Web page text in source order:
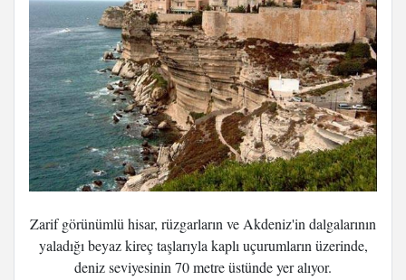
Zarif görünümlü hisar, rüzgarların ve Akdeniz'in dalgalarının
yaladığı beyaz kireç taşlarıyla kaplı uçurumların üzerinde,
deniz seviyesinin 70 metre üstünde yer alıyor.